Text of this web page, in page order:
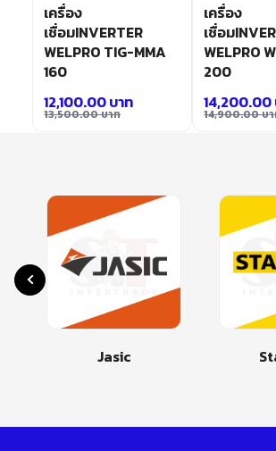
เครื่อง
เชื่อมINVERTER
WELPRO TIG-MMA
160
13,500.00บาท
12,100.00บาท
เครื่อง
เชื่อม
WELPRO
200
14,900.00บ
14,200.00